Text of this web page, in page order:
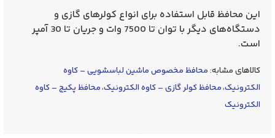
این محافظ قابل استفاده برای انواع کولرهای گازی و
دستگاه‌های دیگر با توان تا 7500 وات و جریان تا 30 آمپر
است.
کالاهای مشابه: محافظ مخصوص ماشین لباسشویی – کاوه
الکترونیک،محافظ کولر گازی – کاوه الکترونیک،محافظ پکیج – کاوه
الکترونیک